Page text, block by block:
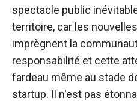
spectacle public
territoire, car les
imprègnent la
responsabilité et cette
fardeau même au stade
startup. Il n'est pas